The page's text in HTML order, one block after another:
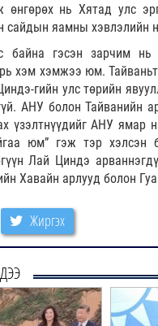
өнгөрөх нь Хятад улс
яамны хэвлэлийн
байна гэсэн зарчим нь
хэм хэмжээ юм.
гийн улс төрийн
АНУ болон Тайванийн
үзэлтнүүдийг АНУ
юм” гэж тэр хэлсэн
Лай Циндэ
Хавайн арлууд болон
Жиргэх